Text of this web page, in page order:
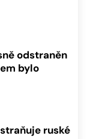
odstraněn
bylo
ruské